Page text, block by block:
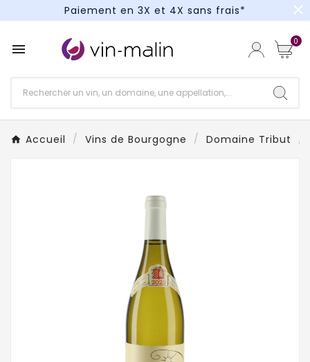
Paiement en 3X et 4X sans frais*
Paiement en 3X et 4X sans frais*
close
 0
Accueil Vins de Bourgogne Domaine Tribut